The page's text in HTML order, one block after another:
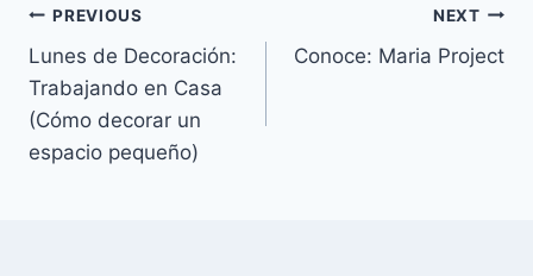
Navegación
de
entradas
PREVIOUS
Lunes de Decoración:
Trabajando en Casa
(Cómo decorar un
espacio pequeño)
NEXT
Conoce: Maria Project